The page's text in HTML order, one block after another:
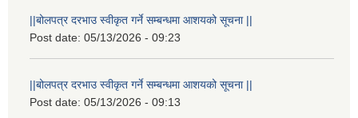
||बोलपत्र दरभाउ स्वीकृत गर्ने सम्बन्धमा आशयको सूचना ||
Post date: 05/13/2026 - 09:23
||बोलपत्र दरभाउ स्वीकृत गर्ने सम्बन्धमा आशयको सूचना ||
Post date: 05/13/2026 - 09:13